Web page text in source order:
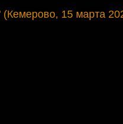
15 марта